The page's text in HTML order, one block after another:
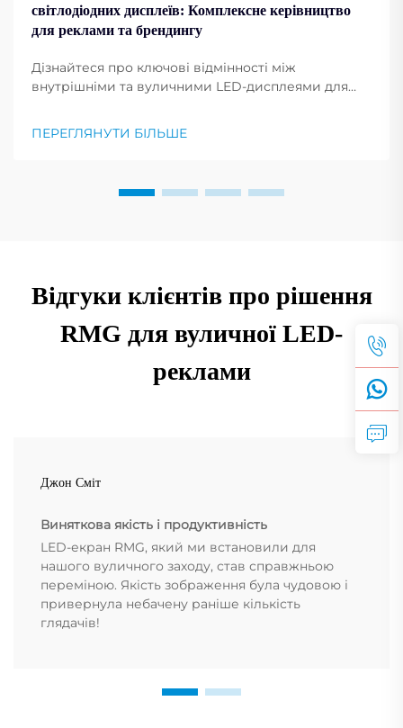
світлодіодних дисплеїв: Комплексне керівництво
для реклами та брендингу
Дізнайтеся про ключові відмінності між
внутрішніми та вуличними LED-дисплеями для
Отримайте експертні поради зараз.
ПЕРЕГЛЯНУТИ БІЛЬШЕ
Відгуки клієнтів про рішення
RMG для вуличної LED-
реклами
Джон Сміт
Виняткова якість і продуктивність
LED-екран RMG, який ми встановили для
нашого вуличного заходу, став справжньою
переміною. Якість зображення була чудовою і
привернула небачену раніше кількість
глядачів!